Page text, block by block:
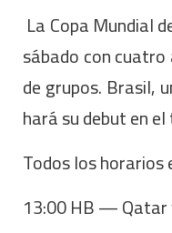
La Copa Mundial
sábado con
de grupos. Brasil,
hará su debut en
Todos los
13:00 HB — Qatar